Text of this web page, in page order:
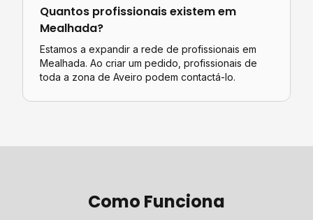
Quantos profissionais existem em
Mealhada?
Estamos a expandir a rede de profissionais em
Mealhada. Ao criar um pedido, profissionais de
toda a zona de Aveiro podem contactá-lo.
Como Funciona